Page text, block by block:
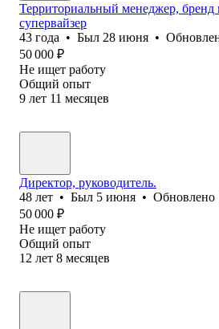
Территориальный менеджер, бренд
супервайзер
43 года • Был 28 июня •
50 000 ₽
Не ищет работу
Общий опыт
9 лет 11 месяцев
Директор, руководитель.
48 лет • Был 5 июня • Обновлено
50 000 ₽
Не ищет работу
Общий опыт
12 лет 8 месяцев